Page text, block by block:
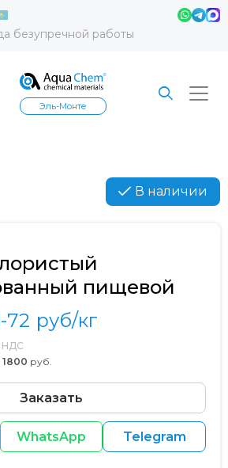
безупречной работы
Эль-Монте
В наличии
пищевой
72 руб/кг
НДС
1800 руб.
Заказать
WhatsApp Telegram